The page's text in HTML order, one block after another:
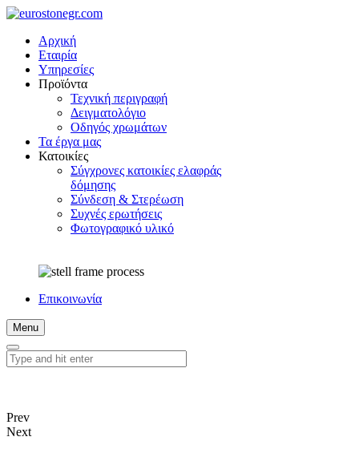
Αρχική
Εταιρία
Υπηρεσίες
Προϊόντα
Τεχνική περιγραφή
Δειγματολόγιο
Οδηγός χρωμάτων
Τα έργα μας
Κατοικίες
Σύγχρονες κατοικίες ελαφράς
δόμησης
Σύνδεση & Στερέωση
Συχνές ερωτήσεις
Φωτογραφικό υλικό
Επικοινωνία
Menu
Prev
Next